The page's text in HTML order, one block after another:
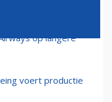
van Boeing
op langere
voert productie